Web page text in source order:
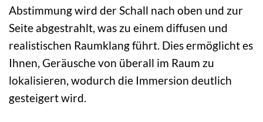
Abstimmung wird der Schall nach oben und zur
Seite abgestrahlt, was zu einem diffusen und
realistischen Raumklang führt. Dies ermöglicht es
Ihnen, Geräusche von überall im Raum zu
lokalisieren, wodurch die Immersion deutlich
gesteigert wird.